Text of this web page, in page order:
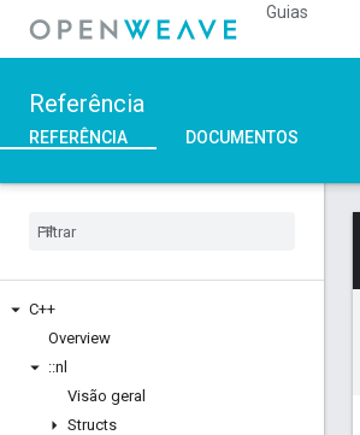
Guias
Referência
REFERÊNCIA DOCUMENTOS
C++
Overview
::nl
Visão geral
Structs